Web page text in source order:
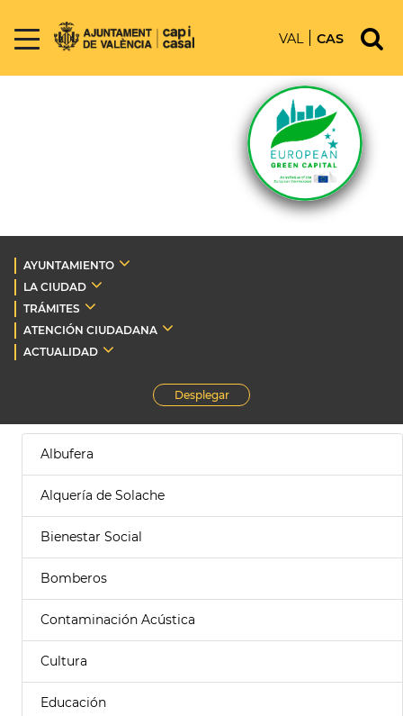
VAL CAS
AYUNTAMIENTO
LA CIUDAD
TRÁMITES
ATENCIÓN CIUDADANA
ACTUALIDAD
Desplegar
Albufera
Alquería de Solache
Bienestar Social
Bomberos
Contaminación Acústica
Cultura
Educación